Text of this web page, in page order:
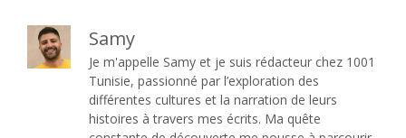
Samy
Je m'appelle Samy et je suis rédacteur chez 1001
Tunisie, passionné par l’exploration des
différentes cultures et la narration de leurs
histoires à travers mes écrits. Ma quête